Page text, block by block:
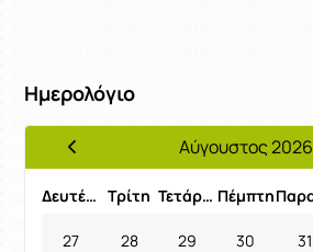
Ημερολόγιο
Προηγούμενος ΜήναςΑύγουστος 2026
Δευτέρα Τρίτη Τετάρτη Πέμπτη
27 28 29 30 31